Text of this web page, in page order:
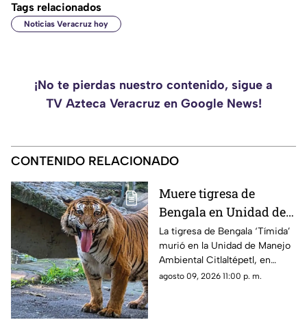
Tags relacionados
Noticias Veracruz hoy
¡No te pierdas nuestro contenido, sigue a
TV Azteca Veracruz en Google News!
CONTENIDO RELACIONADO
Muere tigresa de
Bengala en Unidad de
Manejo Ambiental de
Orizaba ¿Cuál fue la
causa?
La tigresa de Bengala ‘Tímida’
murió en la Unidad de Manejo
Ambiental Citlaltépetl, en
Orizaba; suman ya dos felinos
agosto 09, 2026 11:00 p. m.